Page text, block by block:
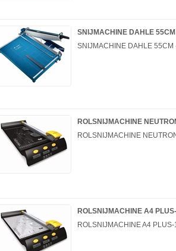
SNIJMACHINE DAHLE
SNIJMACHINE DAHLE 55CM
ROLSNIJMACHINE
ROLSNIJMACHINE
ROLSNIJMACHINE A4
ROLSNIJMACHINE A4